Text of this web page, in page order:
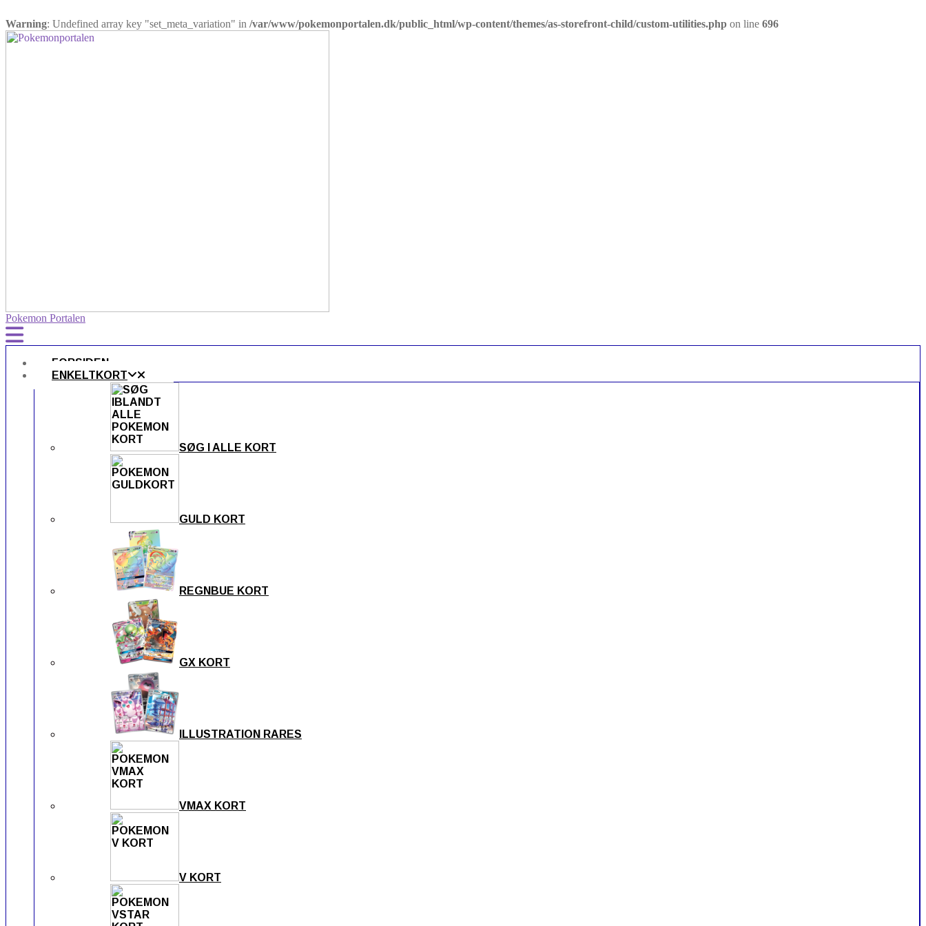
Warning: Undefined array key "set_meta_variation" in /var/www/pokemonportalen.dk/public_html/wp-content/themes/as-storefront-child/custom-utilities.php on line 696
Pokemon Portalen
FORSIDEN
ENKELTKORT
SØG I ALLE KORT
GULD KORT
REGNBUE KORT
GX KORT
ILLUSTRATION RARES
VMAX KORT
V KORT